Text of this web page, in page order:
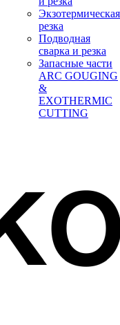
Экзотермическая
резка
Подводная
сварка и резка
Запасные части
ARC GOUGING
&
EXOTHERMIC
CUTTING